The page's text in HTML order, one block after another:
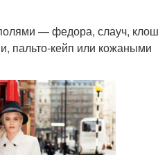
— федора, слауч, клош
пальто-кейп или кожаными